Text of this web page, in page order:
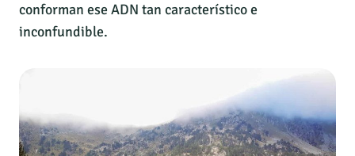
conforman ese ADN tan característico e
inconfundible.